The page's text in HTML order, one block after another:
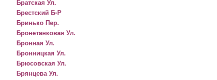
Братская Ул.
Брестский Б-Р
Бринько Пер.
Бронетанковая Ул.
Бронная Ул.
Бронницкая Ул.
Брюсовская Ул.
Брянцева Ул.